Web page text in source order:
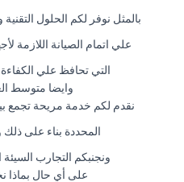
بالمثل نوفر لكم الحلول
علي اتمام الصيانة اللازمة
التي تحافظ علي الكفاءة
وايضا متوسط
نقدم لكم خدمة مريحة تجمع
المحددة بناء على
ونجنبكم التجارب
على أي حال بماذا